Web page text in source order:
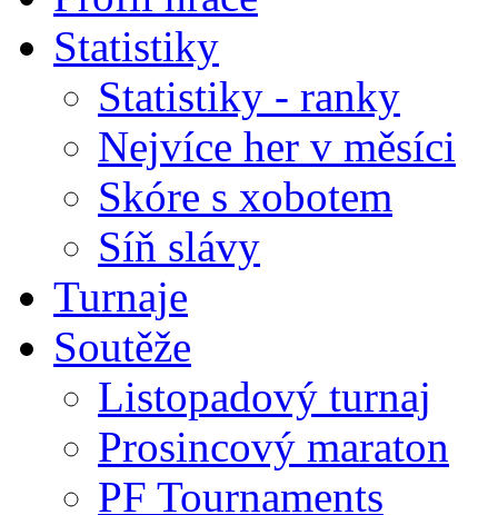
Statistiky
Statistiky - ranky
Nejvíce her v měsíci
Skóre s xobotem
Síň slávy
Turnaje
Soutěže
Listopadový turnaj
Prosincový maraton
PF Tournaments